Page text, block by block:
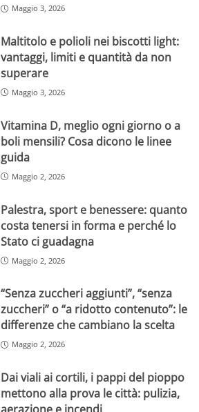
Maggio 3, 2026
Maltitolo e polioli nei biscotti light:
vantaggi, limiti e quantità da non
superare
Maggio 3, 2026
Vitamina D, meglio ogni giorno o a
boli mensili? Cosa dicono le linee
guida
Maggio 2, 2026
Palestra, sport e benessere: quanto
costa tenersi in forma e perché lo
Stato ci guadagna
Maggio 2, 2026
“Senza zuccheri aggiunti”, “senza
zuccheri” o “a ridotto contenuto”: le
differenze che cambiano la scelta
Maggio 2, 2026
Dai viali ai cortili, i pappi del pioppo
mettono alla prova le città: pulizia,